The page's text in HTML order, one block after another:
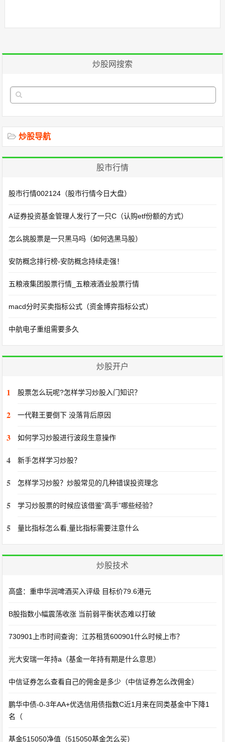
炒股网搜索
炒股导航
股市行情
股市行情002124（股市行情今日大盘）
A证券投资基金管理人发行了一只C（认购etf份额的方式）
怎么挑股票是一只黑马吗（如何选黑马股）
安防概念排行榜-安防概念持续走强！
五粮液集团股票行情_五粮液酒业股票行情
macd分时买卖指标公式（资金博弈指标公式）
中航电子重组需要多久
炒股开户
1 股票怎么玩呢?怎样学习炒股入门知识？
2 一代鞋王要倒下 没落背后原因
3 如何学习炒股进行波段生意操作
4 新手怎样学习炒股？
5 怎样学习炒股？炒股常见的几种错误投资理念
5 学习炒股票的时候应该借鉴“高手”哪些经验？
5 量比指标怎么看,量比指标需要注意什么
炒股技术
高盛：重申华润啤酒买入评级 目标价79.6港元
B股指数小幅震荡收涨 当前弱平衡状态难以打破
730901上市时间查询：江苏租赁600901什么时候上市？
光大安瑞一年持a（基金一年持有期是什么意思）
中信证券怎么查看自己的佣金是多少（中信证券怎么改佣金）
鹏华中债-0-3年AA+优选信用债指数C近1月来在同类基金中下降1
名（
基金515050净值（515050基金怎么买）